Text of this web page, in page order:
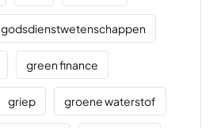
godsdienstwetenschappen
green finance
griep groene waterstof